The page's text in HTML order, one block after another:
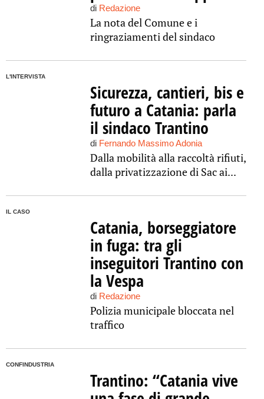
di Redazione
La nota del Comune e i
ringraziamenti del sindaco
L'INTERVISTA
Sicurezza, cantieri, bis e
futuro a Catania: parla
il sindaco Trantino
di Fernando Massimo Adonia
Dalla mobilità alla raccoltà rifiuti,
dalla privatizzazione di Sac ai...
IL CASO
Catania, borseggiatore
in fuga: tra gli
inseguitori Trantino con
la Vespa
di Redazione
Polizia municipale bloccata nel
traffico
CONFINDUSTRIA
Trantino: “Catania vive